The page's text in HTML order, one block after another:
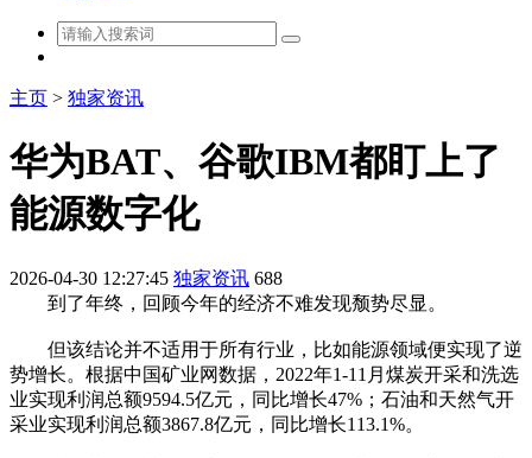
主页 > 独家资讯
华为BAT、谷歌IBM都盯上了
能源数字化
2026-04-30 12:27:45 独家资讯 688
到了年终，回顾今年的经济不难发现颓势尽显。
但该结论并不适用于所有行业，比如能源领域便实现了逆
势增长。根据中国矿业网数据，2022年1-11月煤炭开采和洗选
业实现利润总额9594.5亿元，同比增长47%；石油和天然气开
采业实现利润总额3867.8亿元，同比增长113.1%。